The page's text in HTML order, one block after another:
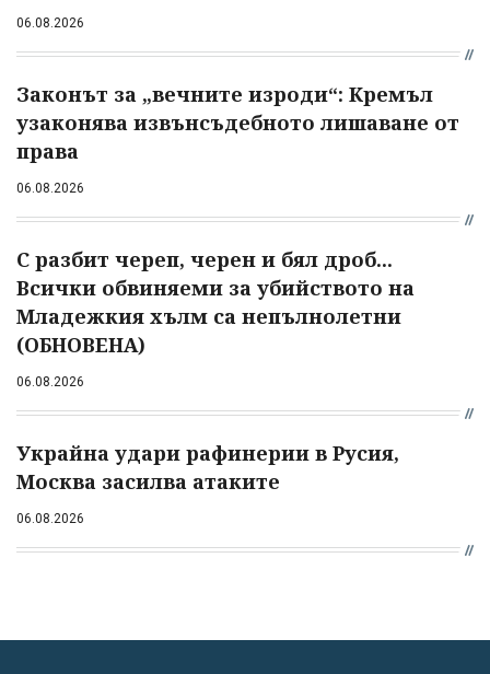
06.08.2026
Законът за „вечните изроди“: Кремъл
узаконява извънсъдебното лишаване от
права
06.08.2026
С разбит череп, черен и бял дроб...
Всички обвиняеми за убийството на
Младежкия хълм са непълнолетни
(ОБНОВЕНА)
06.08.2026
Украйна удари рафинерии в Русия,
Москва засилва атаките
06.08.2026